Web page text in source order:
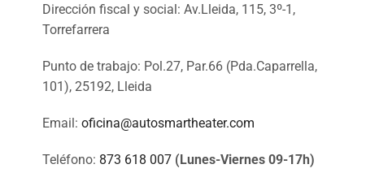
Dirección fiscal y social: Av.Lleida, 115, 3º-1,
Torrefarrera
Punto de trabajo: Pol.27, Par.66 (Pda.Caparrella,
101), 25192, Lleida
Email: oficina@autosmartheater.com
Teléfono: 873 618 007 (Lunes-Viernes 09-17h)